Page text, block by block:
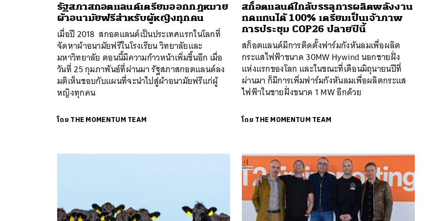
รัฐสภาสกอตแลนด์เตรียมออกกฎหมาย
ผ้าอนามัยฟรีสำหรับผู้หญิงทุกคน
เมื่อปี 2018 สกอตแลนด์เป็นประเทศแรกในโลกที่
จัดหาผ้าอนามัยฟรีในโรงเรียน วิทยาลัยและ
มหาวิทยาลัย ตอนนี้มีความก้าวหน้าเพิ่มขึ้นอีก เมื่อ
วันที่ 25 กุมภาพันธ์ที่ผ่านมา รัฐสภาสกอตแลนด์ลง
มติเห็นชอบกับแผนที่จะนำไปสู่ผ้าอนามัยฟรีแก่ผู้
หญิงทุกคน
โดย THE MOMENTUM TEAM
สก็อตแลนด์ใกล้บรรลุการผลิตพลังงาน
ทดแทนได้ 100% เตรียมเป็นเจ้าภาพ
การประชุม COP26 ปลายปีนี้
สก็อตแลนด์มีการติดตั้งฟาร์มกังหันลมเพื่อผลิต
กระแสไฟฟ้าขนาด 30MW Hywind นอกชายฝั่ง
แห่งแรกของโลก และในขณะที่เดือนมิถุนายนปีที่
ผ่านมา ก็มีการเพิ่มฟาร์มกังหันลมเพื่อผลิตกระแส
ไฟฟ้าในชายฝั่งขนาด 1 MW อีกด้วย
โดย THE MOMENTUM TEAM
SHARE TWEET LINE EMAIL